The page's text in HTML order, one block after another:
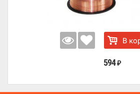
В
594 ₽